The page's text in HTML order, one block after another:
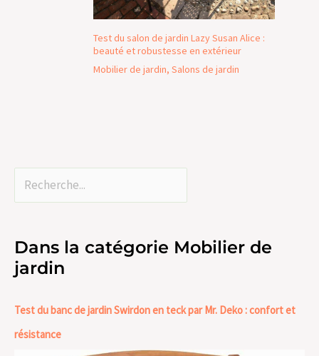
Test du salon de jardin Lazy Susan Alice :
beauté et robustesse en extérieur
Mobilier de jardin, Salons de jardin
Dans la catégorie Mobilier de
jardin
Test du banc de jardin Swirdon en teck par Mr. Deko : confort et
résistance